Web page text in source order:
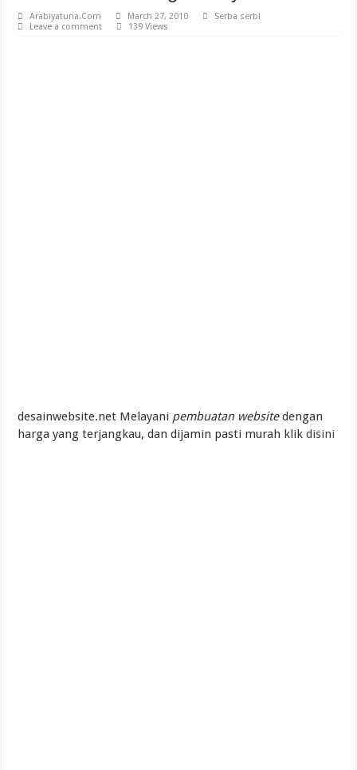
Keindahan Masjid Putrajaya Malaysia
Arabiyatuna.Com March 27, 2010
Serba serbi
Leave a comment
139 Views
desainwebsite.net Melayani pembuatan websitedengan
harga yang terjangkau, dan dijamin pasti murah klikdisini